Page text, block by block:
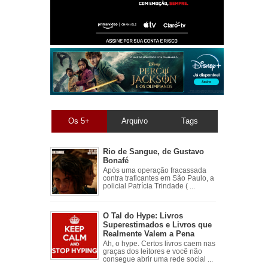
Os 5+ Arquivo Tags
Rio de Sangue, de Gustavo
Bonafé
Após uma operação fracassada
contra traficantes em São Paulo, a
policial Patrícia Trindade ( ...
O Tal do Hype: Livros
Superestimados e Livros que
Realmente Valem a Pena
Ah, o hype. Certos livros caem nas
graças dos leitores e você não
consegue abrir uma rede social ...